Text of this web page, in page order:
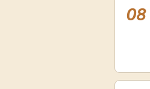
08